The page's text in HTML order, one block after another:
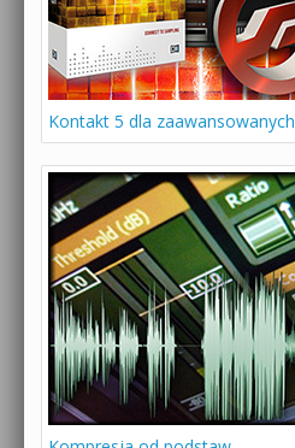
Kontakt 5 dla zaawansowanych